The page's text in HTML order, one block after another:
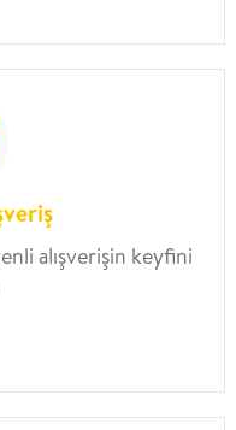
alışverişin keyfini